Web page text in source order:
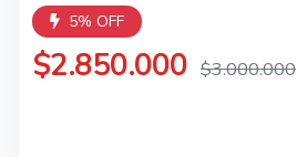
5% OFF
$2.850.000 $3.000.000